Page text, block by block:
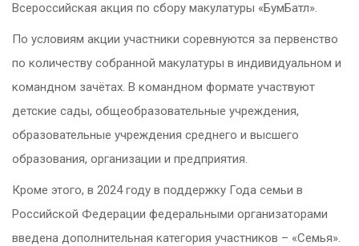
Всероссийская акция по сбору макулатуры «БумБатл».
По условиям акции участники соревнуются за первенство
по количеству собранной макулатуры в индивидуальном и
командном зачётах. В командном формате участвуют
детские сады, общеобразовательные учреждения,
образовательные учреждения среднего и высшего
образования, организации и предприятия.
Кроме этого, в 2024 году в поддержку Года семьи в
Российской Федерации федеральными организаторами
введена дополнительная категория участников – «Семья».